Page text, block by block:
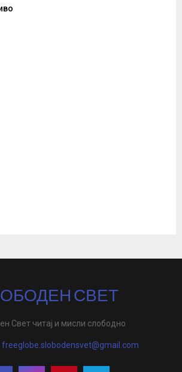
СВЕТ
Свет читај и мисли слободно
freeglobe.slobodensvet@gmail.com